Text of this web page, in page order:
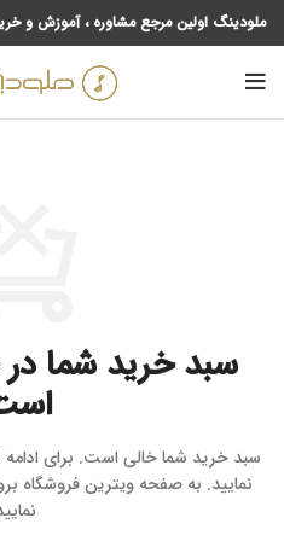
ملودینگ اولین مرجع مشاوره ، آموزش و
سبد خرید شما
سبد خرید شما خالی است. برای ادامه
نمایید. به صفحه ویترین فروشگاه